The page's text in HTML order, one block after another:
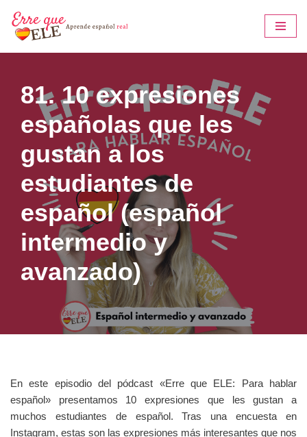
Saltar
al
81. 10 expresiones
españolas que les
gustan a los
estudiantes de
español (español
intermedio y
avanzado)
En este episodio del pódcast «Erre que ELE: Para hablar
español» presentamos 10 expresiones que les gustan a
muchos estudiantes de español. Tras una encuesta en
Instagram, estas son las expresiones más interesantes que nos